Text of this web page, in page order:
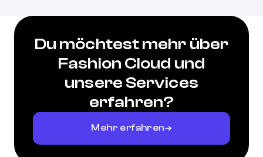
Du möchtest mehr über
Fashion Cloud und
unsere Services
erfahren?
Mehr erfahren